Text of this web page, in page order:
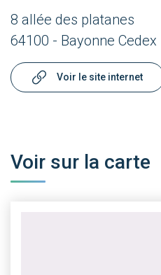
8 allée des platanes
64100 - Bayonne Cedex
Voir le site internet
Voir sur la carte